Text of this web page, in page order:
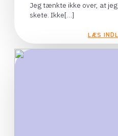
Jeg tænkte ikke over, at
skete. Ikke[…]
LÆS